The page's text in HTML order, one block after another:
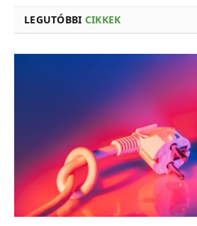
LEGUTÓBBI CIKKEK